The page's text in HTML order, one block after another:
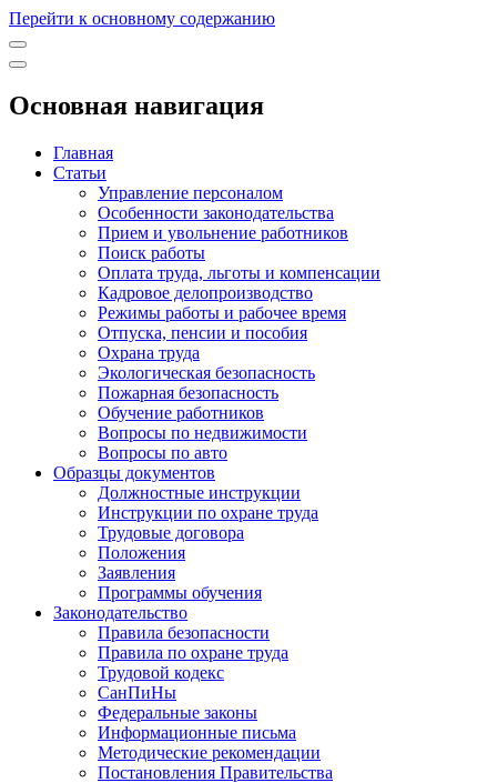
Перейти к основному содержанию
Основная навигация
Главная
Статьи
Управление персоналом
Особенности законодательства
Прием и увольнение работников
Поиск работы
Оплата труда, льготы и компенсации
Кадровое делопроизводство
Режимы работы и рабочее время
Отпуска, пенсии и пособия
Охрана труда
Экологическая безопасность
Пожарная безопасность
Обучение работников
Вопросы по недвижимости
Вопросы по авто
Образцы документов
Должностные инструкции
Инструкции по охране труда
Трудовые договора
Положения
Заявления
Программы обучения
Законодательство
Правила безопасности
Правила по охране труда
Трудовой кодекс
СанПиНы
Федеральные законы
Информационные письма
Методические рекомендации
Постановления Правительства